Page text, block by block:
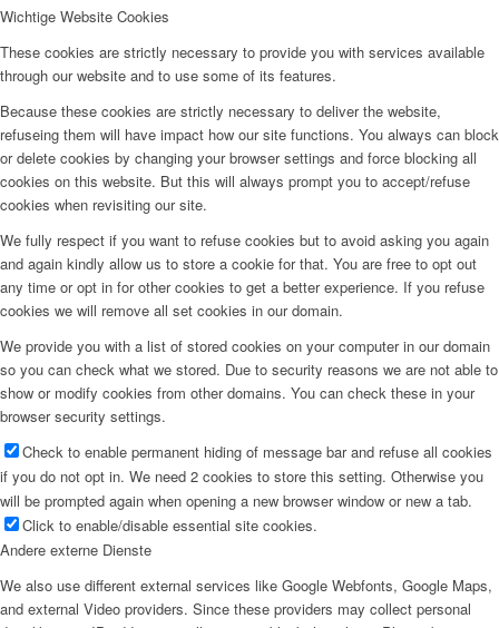
Wichtige Website Cookies
These cookies are strictly necessary to provide you with services available
through our website and to use some of its features.
Because these cookies are strictly necessary to deliver the website,
refuseing them will have impact how our site functions. You always can block
or delete cookies by changing your browser settings and force blocking all
cookies on this website. But this will always prompt you to accept/refuse
cookies when revisiting our site.
We fully respect if you want to refuse cookies but to avoid asking you again
and again kindly allow us to store a cookie for that. You are free to opt out
any time or opt in for other cookies to get a better experience. If you refuse
cookies we will remove all set cookies in our domain.
We provide you with a list of stored cookies on your computer in our domain
so you can check what we stored. Due to security reasons we are not able to
show or modify cookies from other domains. You can check these in your
browser security settings.
Check to enable permanent hiding of message bar and refuse all cookies
if you do not opt in. We need 2 cookies to store this setting. Otherwise you
will be prompted again when opening a new browser window or new a tab.
Click to enable/disable essential site cookies.
Andere externe Dienste
We also use different external services like Google Webfonts, Google Maps,
and external Video providers. Since these providers may collect personal